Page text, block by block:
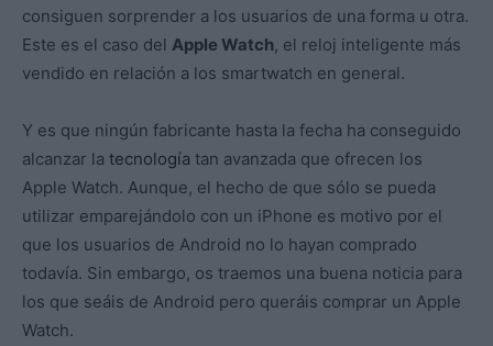
consiguen sorprender a los usuarios de una forma u otra.
Este es el caso del Apple Watch, el reloj inteligente más
vendido en relación a los smartwatch en general.
Y es que ningún fabricante hasta la fecha ha conseguido
alcanzar la tecnología tan avanzada que ofrecen los
Apple Watch. Aunque, el hecho de que sólo se pueda
utilizar emparejándolo con un iPhone es motivo por el
que los usuarios de Android no lo hayan comprado
todavía. Sin embargo, os traemos una buena noticia para
los que seáis de Android pero queráis comprar un Apple
Watch.